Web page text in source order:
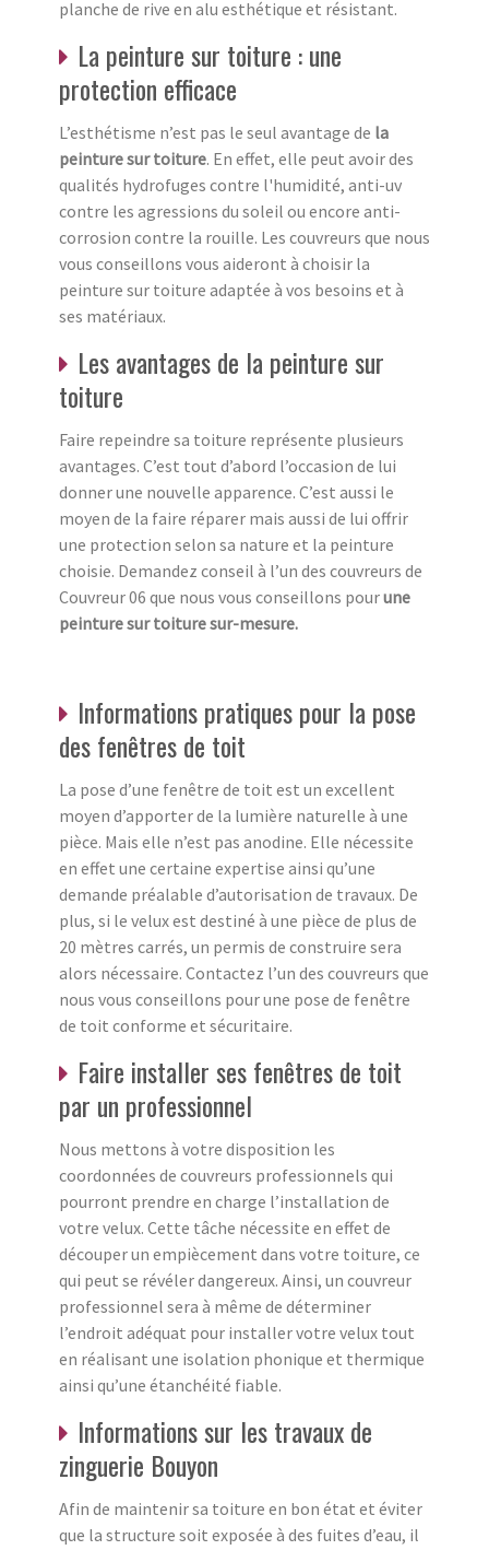
planche de rive en alu esthétique et résistant.
La peinture sur toiture : une
protection efficace
L’esthétisme n’est pas le seul avantage de la
peinture sur toiture. En effet, elle peut avoir des
qualités hydrofuges contre l'humidité, anti-uv
contre les agressions du soleil ou encore anti-
corrosion contre la rouille. Les couvreurs que nous
vous conseillons vous aideront à choisir la
peinture sur toiture adaptée à vos besoins et à
ses matériaux.
Les avantages de la peinture sur
toiture
Faire repeindre sa toiture représente plusieurs
avantages. C’est tout d’abord l’occasion de lui
donner une nouvelle apparence. C’est aussi le
moyen de la faire réparer mais aussi de lui offrir
une protection selon sa nature et la peinture
choisie. Demandez conseil à l’un des couvreurs de
Couvreur 06 que nous vous conseillons pourune
peinture sur toiture sur-mesure.
Informations pratiques pour la pose
des fenêtres de toit
La pose d’une fenêtre de toit est un excellent
moyen d’apporter de la lumière naturelle à une
pièce. Mais elle n’est pas anodine. Elle nécessite
en effet une certaine expertise ainsi qu’une
demande préalable d’autorisation de travaux. De
plus, si le velux est destiné à une pièce de plus de
20 mètres carrés, un permis de construire sera
alors nécessaire. Contactez l’un des couvreurs que
nous vous conseillons pour une pose de fenêtre
de toit conforme et sécuritaire.
Faire installer ses fenêtres de toit
par un professionnel
Nous mettons à votre disposition les
coordonnées de couvreurs professionnels qui
pourront prendre en charge l’installation de
votre velux. Cette tâche nécessite en effet de
découper un empiècement dans votre toiture, ce
qui peut se révéler dangereux. Ainsi, un couvreur
professionnel sera à même de déterminer
l’endroit adéquat pour installer votre velux tout
en réalisant une isolation phonique et thermique
ainsi qu’une étanchéité fiable.
Informations sur les travaux de
zinguerie Bouyon
Afin de maintenir sa toiture en bon état et éviter
que la structure soit exposée à des fuites d’eau, il